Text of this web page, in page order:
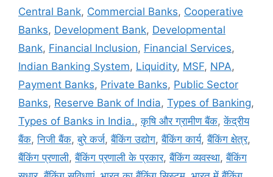
Central Bank, Commercial Banks, Cooperative
Banks, Development Bank, Developmental
Bank, Financial Inclusion, Financial Services,
Indian Banking System, Liquidity, MSF, NPA,
Payment Banks, Private Banks, Public Sector
Banks, Reserve Bank of India, Types of Banking,
Types of Banks in India.,कृषि और ग्रामीण बैंक,केंद्रीय
बैंक,निजी बैंक,बुरे कर्ज,बैंकिंग उद्योग,बैंकिंग कार्य,बैंकिंग क्षेत्र,
बैंकिंग प्रणाली,बैंकिंग प्रणाली के प्रकार,बैंकिंग व्यवस्था,बैंकिंग